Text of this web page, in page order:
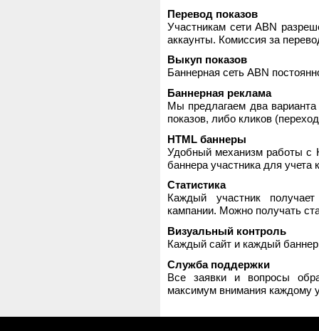
Перевод показов
Участникам сети ABN
аккаунты. Комиссия за
Выкуп показов
Баннерная сеть ABN
Баннерная реклама
Мы предлагаем два
показов, либо кликов
HTML баннеры
Удобный механизм работы с
баннера участника для
Статистика
Каждый участник
кампании. Можно получать
Визуальный контроль
Каждый сайт и каждый
Служба поддержки
Все заявки и вопросы
максимум внимания каждому